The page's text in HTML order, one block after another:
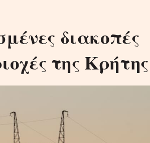
διακοπές
της Κρήτης